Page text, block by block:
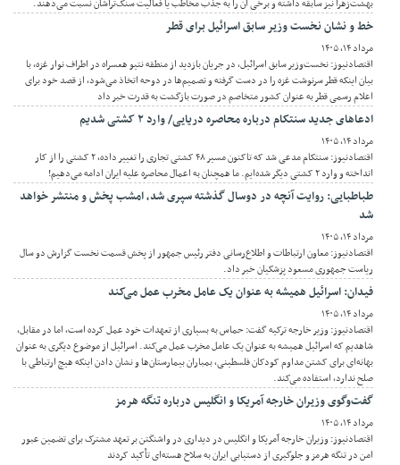
بهشت‌زهرا نیز سابقه داشته و برخی آن را به جذب مخاطب یا فعالیت سنگ‌تراشان نسبت می‌دهند.
خط و نشان نخست وزیر سابق اسرائیل برای قطر
مرداد ۱۴, ۱۴۰۵
اقتصادنیوز: نخست‌وزیر سابق اسرائیل، در جریان بازدید از منطقه نتیو هعسراه در اطراف نوار غزه، با
بیان اینکه قطر سرنوشت غزه را در دست گرفته و تصمیم‌ها در دوحه اتخاذ می‌شود، از قصد خود برای
اعلام رسمی قطر به عنوان کشور متخاصم در صورت بازگشت به قدرت خبر داد
ادعاهای جدید سنتکام درباره محاصره دریایی/ وارد ۲ کشتی شدیم
مرداد ۱۴, ۱۴۰۵
اقتصادنیوز: سنتکام مدعی شد که تاکنون مسیر ۴۸ کشتی تجاری را تغییر داده، ۲ کشتی را از کار
انداخته و وارد ۲ کشتی دیگر شده‌ایم. ما همچنان به اعمال محاصره علیه ایران ادامه می‌دهیم!
طباطبایی: روایت آنچه در دوسال گذشته سپری شد، امشب پخش و منتشر خواهد
شد
مرداد ۱۴, ۱۴۰۵
اقتصادنیوز: معاون ارتباطات و اطلاع‌رسانی دفتر رئیس جمهور از پخش قسمت نخست گزارش دو سال
ریاست جمهوری مسعود پزشکیان خبر داد.
فیدان: اسرائیل همیشه به عنوان یک عامل مخرب عمل می‌کند
مرداد ۱۴, ۱۴۰۵
اقتصادنیوز: وزیر خارجه ترکیه گفت: حماس به بسیاری از تعهدات خود عمل کرده است، اما در مقابل،
شاهدیم که اسرائیل همیشه به عنوان یک عامل مخرب عمل می‌کند. اسرائیل از موضوع دیگری به عنوان
بهانه‌ای برای کشتن مداوم کودکان فلسطینی، بمباران بیمارستان‌ها و نشان دادن اینکه هیچ ارتباطی با
صلح ندارد، استفاده می‌کند.
گفت‌وگوی وزیران خارجه آمریکا و انگلیس درباره تنگه هرمز
مرداد ۱۴, ۱۴۰۵
اقتصادنیوز: وزیران خارجه آمریکا و انگلیس در دیداری در واشنگتن بر تعهد مشترک برای تضمین عبور
امن در تنگه هرمز و جلوگیری از دستیابی ایران به سلاح هسته‌ای تأکید کردند